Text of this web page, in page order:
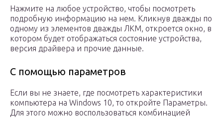
Нажмите на любое устройство, чтобы посмотреть
подробную информацию на нем. Кликнув дважды по
одному из элементов дважды ЛКМ, откроется окно, в
котором будет отображаться состояние устройства,
версия драйвера и прочие данные.
С помощью параметров
Если вы не знаете, где посмотреть характеристики
компьютера на Windows 10, то откройте Параметры.
Для этого можно воспользоваться комбинацией